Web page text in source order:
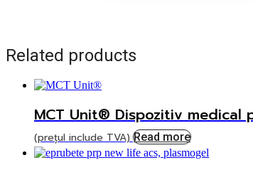
Related products
MCT Unit® Dispozitiv medical
(prețul include TVA) Read more